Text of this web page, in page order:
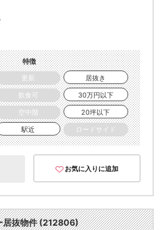
特徴
更新
居抜き
飲食可
30万円以下
空中階
20坪以下
駅近 ロードサイド
お気に入りに追加
抜物件 (212806)